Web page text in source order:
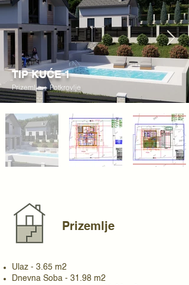
TIP KUĆE 1
Prizemlje + Potkrovlje
Prizemlje
Ulaz - 3.65 m2
Dnevna Soba - 31.98 m2